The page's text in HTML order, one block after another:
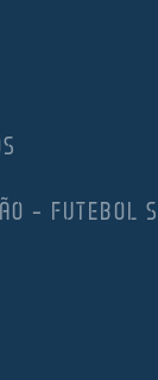
– FUTEBOL